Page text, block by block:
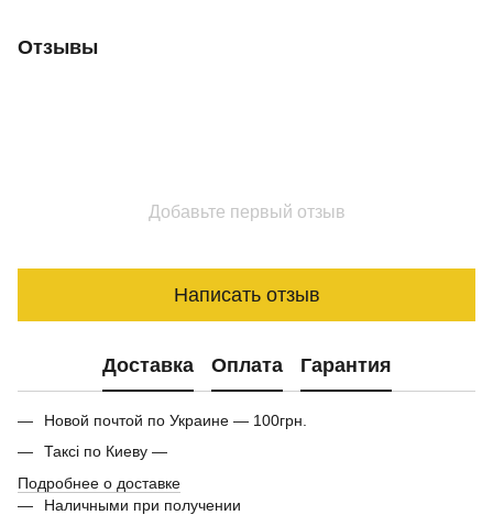
Отзывы
Добавьте первый отзыв
Написать отзыв
Доставка Оплата Гарантия
Новой почтой по Украине — 100грн.
Таксі по Киеву —
Подробнее о доставке
Наличными при получении